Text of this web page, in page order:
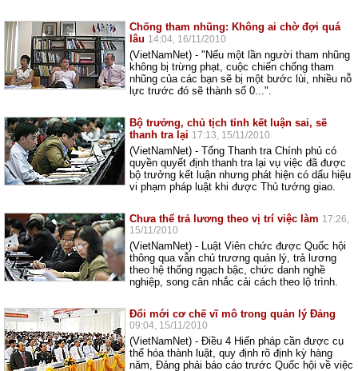
Chống tham nhũng: Không ai chờ đợi quá
lâu 14:04, 16/11/2010
(VietNamNet) - "Nếu một lần người tham nhũng
không bị trừng phạt, cuộc chiến chống tham
nhũng của các bạn sẽ bị một bước lùi, nhiều nỗ
lực trước đó sẽ thành số 0...".
Bộ trưởng, chủ tịch tỉnh kết luận sai, sẽ
thanh tra lại 17:13, 15/11/2010
(VietNamNet) - Tổng Thanh tra Chính phủ có
quyền quyết định thanh tra lại vụ việc đã được
bộ trưởng kết luận nhưng phát hiện có dấu hiệu
vi phạm pháp luật khi được Thủ tướng giao.
Chưa thể trả lương theo vị trí việc làm 17:26,
15/11/2010
(VietNamNet) - Luật Viên chức được Quốc hội
thông qua vẫn chủ trương quản lý, trả lương
theo hệ thống ngạch bậc, chức danh nghề
nghiệp, song cân nhắc cải cách theo lộ trình.
Đổi mới cơ chế vĩ mô trong quản lý Đảng
09:04, 15/11/2010
(VietNamNet) - Điều 4 Hiến pháp cần được cụ
thể hóa thành luật, quy định rõ định kỳ hàng
năm, Đảng phải báo cáo trước Quốc hội về việc